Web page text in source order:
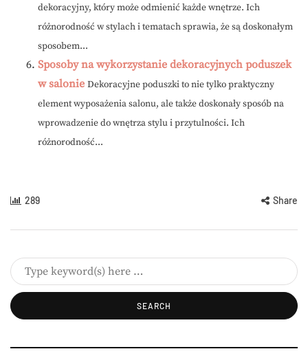
dekoracyjny, który może odmienić każde wnętrze. Ich
różnorodność w stylach i tematach sprawia, że są doskonałym
sposobem...
Sposoby na wykorzystanie dekoracyjnych poduszek
w salonie Dekoracyjne poduszki to nie tylko praktyczny
element wyposażenia salonu, ale także doskonały sposób na
wprowadzenie do wnętrza stylu i przytulności. Ich
różnorodność...
289 Share